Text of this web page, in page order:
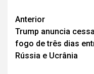
Navegação
de
artigos
Anterior
Trump anuncia
fogo de três dias
Rússia e Ucrânia